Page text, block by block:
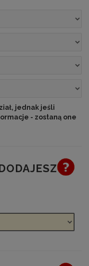
jednak jeśli
- zostaną one